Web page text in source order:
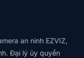
% so với mẫu
an ninh EZVIZ,
Đại lý ủy quyền